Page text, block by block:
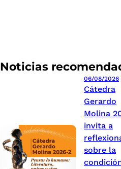
Noticias
06/08/2026
Cátedra
Gerardo
Molina
invita a
sobre la